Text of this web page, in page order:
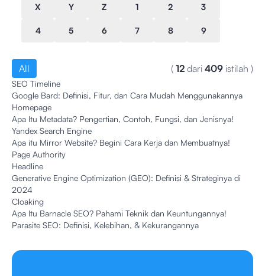
X Y Z 1 2 3
4 5 6 7 8 9
All ( 12 dari 409 istilah )
SEO Timeline
Google Bard: Definisi, Fitur, dan Cara Mudah Menggunakannya
Homepage
Apa Itu Metadata? Pengertian, Contoh, Fungsi, dan Jenisnya!
Yandex Search Engine
Apa itu Mirror Website? Begini Cara Kerja dan Membuatnya!
Page Authority
Headline
Generative Engine Optimization (GEO): Definisi & Strateginya di
2024
Cloaking
Apa Itu Barnacle SEO? Pahami Teknik dan Keuntungannya!
Parasite SEO: Definisi, Kelebihan, & Kekurangannya